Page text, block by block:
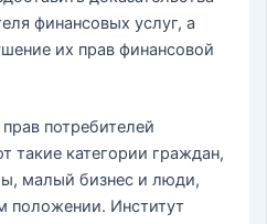
финансовых услуг, а
их прав финансовой
потребителей
такие категории граждан,
малый бизнес и люди,
положении. Институт